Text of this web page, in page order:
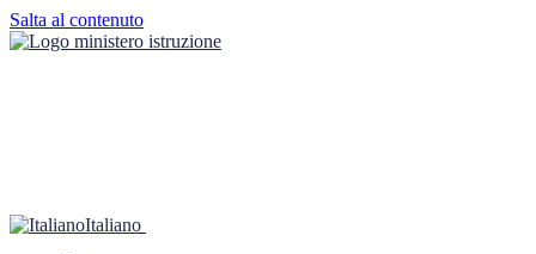
Salta al contenuto
Italiano